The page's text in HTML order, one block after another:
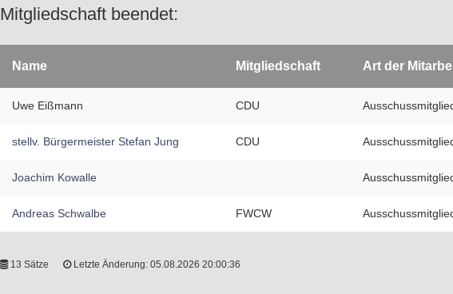
Mitgliedschaft beendet:
Name Mitgliedschaft Art der
Uwe Eißmann CDU
stellv. Bürgermeister Stefan Jung CDU
Joachim Kowalle
Andreas Schwalbe FWCW
13 Sätze Letzte Änderung: 05.08.2026 20:00:36